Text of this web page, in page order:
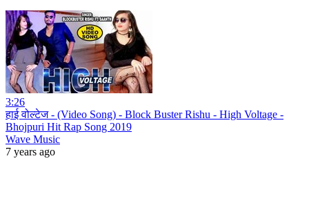
3:26
हाई वोल्टेज - (Video Song) - Block Buster Rishu - High Voltage -
Bhojpuri Hit Rap Song 2019
Wave Music
7 years ago